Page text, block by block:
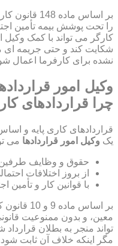
بر اساس
را تحت پوشش بیمه تأمین
کارگر می تواند با کمک وکیل
نشده برای کارفرما اعمال
وکیل امور
چرا قراردادهای
قراردادهای کاری پایه و
یک وکیل امور قراردادها می
حقوق و وظایف
از بروز اختلافات
با قوانین کار و تأمین
بر اساس
معین، و بدون ممنوعیت
تواند منجر به بطلان
مگر اینکه خلاف آن ثابت